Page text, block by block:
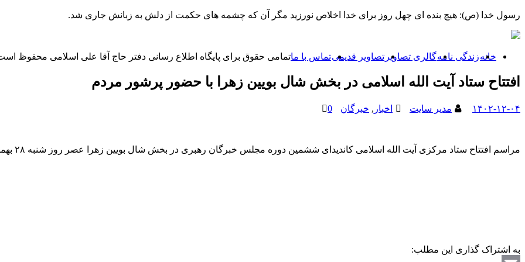
رسول خدا (ص): هیچ بنده ای چهل روز برای خدا اخلاص نورزید مگر آن که چشمه های حکمت از دلش به زبانش جاری شد.
خانهزندگی نامهگالری تصاویر تصاویر قدیمیتماس با ما
افتتاح ستاد آیت الله اسلامی در بخش شال بویین زهرا با حضور پرشور مردم
۱۴۰۲-۱۲-۰۴ مدیر سایت اخبار , خبرگان 0
مراسم افتتاح ستاد مرکزی آیت الله اسلامی کاندیدای ششمین دوره مجلس خبرگان رهبری در بخش شال بویین زهرا عصر روز شنبه ۲۸ بهمن ماه با حضور پرشور مردم منطقه صورت گرفت.
به اشتراک گذاری این مطلب:
تمامی حقوق برای پایگاه اطلاع رسانی دفتر حاج آقا علی اسلامی محفوظ